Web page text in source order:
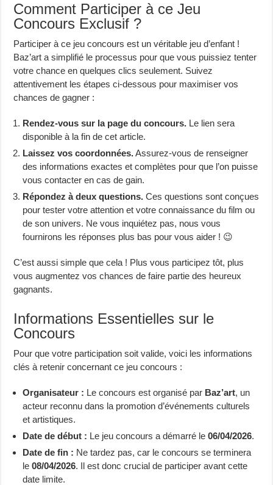
Comment Participer à ce Jeu
Concours Exclusif ?
Participer à ce jeu concours est un véritable jeu d’enfant !
Baz’art a simplifié le processus pour que vous puissiez tenter
votre chance en quelques clics seulement. Suivez
attentivement les étapes ci-dessous pour maximiser vos
chances de gagner :
Rendez-vous sur la page du concours. Le lien sera
disponible à la fin de cet article.
Laissez vos coordonnées.Assurez-vous de renseigner
des informations exactes et complètes pour que l’on puisse
vous contacter en cas de gain.
Répondez à deux questions. Ces questions sont conçues
pour tester votre attention et votre connaissance du film ou
de son univers. Ne vous inquiétez pas, nous vous
fournirons les réponses plus bas pour vous aider ! 😉
C’est aussi simple que cela ! Plus vous participez tôt, plus
vous augmentez vos chances de faire partie des heureux
gagnants.
Informations Essentielles sur le
Concours
Pour que votre participation soit valide, voici les informations
clés à retenir concernant ce jeu concours :
Organisateur : Le concours est organisé par Baz’art, un
acteur reconnu dans la promotion d’événements culturels
et artistiques.
Date de début : Le jeu concours a démarré le06/04/2026.
Date de fin : Ne tardez pas, car le concours se terminera
le08/04/2026. Il est donc crucial de participer avant cette
date limite.